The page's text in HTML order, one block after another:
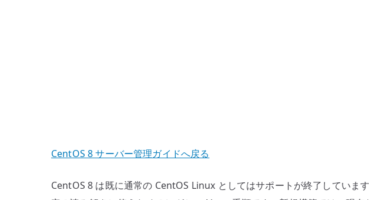
CentOS 8 サーバー管理ガイドへ戻る
CentOS 8 は既に通常の CentOS Linux としてはサポートが終了してい